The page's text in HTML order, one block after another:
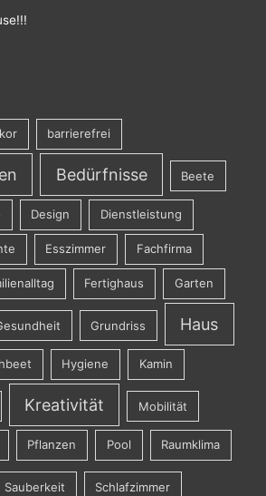
barrierefrei
Bedürfnisse Beete
Design Dienstleistung
Esszimmer Fachfirma
Fertighaus Garten
Grundriss Haus
Hygiene Kamin
Kreativität Mobilität
Pflanzen Pool Raumklima
Sauberkeit Schlafzimmer